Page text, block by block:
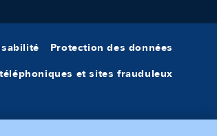
Protection des données
et sites frauduleux